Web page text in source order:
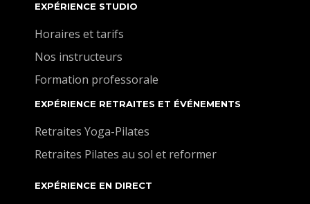
EXPÉRIENCE STUDIO
Horaires et tarifs
Nos instructeurs
Formation professorale
EXPÉRIENCE RETRAITES ET ÉVÉNEMENTS
Retraites Yoga-Pilates
Retraites Pilates au sol et reformer
EXPÉRIENCE EN DIRECT